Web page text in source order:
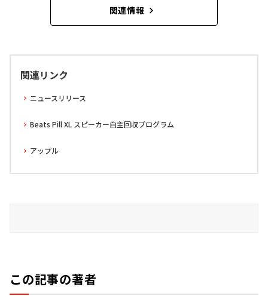
関連情報
関連リンク
ニュースリリース
Beats Pill XL スピーカー自主回収プログラム
アップル
この記事の著者